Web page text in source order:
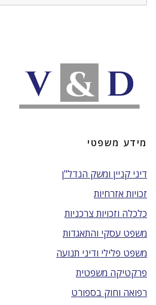
מידע משפטי
דיני קניין ומשק הנדל"ן
זכויות אזרחיות
כלכלה וזכויות צרכניות
משפט עסקי והתאגדות
משפט פלילי ודיני תנועה
פרקטיקה משפטית
רפואה וחוק בספורט